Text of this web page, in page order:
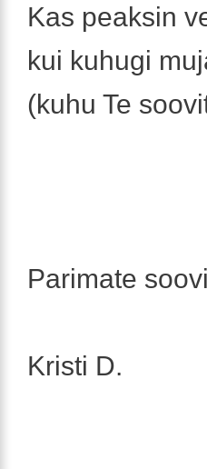
Kas peaksin
kui kuhugi
(kuhu Te
Parimate
Kristi D.